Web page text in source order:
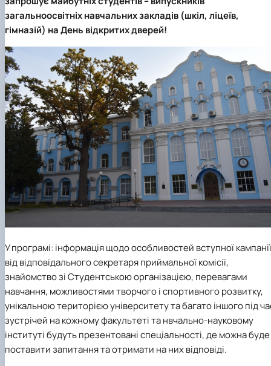
загальноосвітніх навчальних закладів (шкіл, ліцеїв,
гімназій) на День відкритих дверей!
У програмі: інформація щодо особливостей вступної кампанії
від відповідального секретаря приймальної комісії,
знайомство зі Студентською організацією, перевагами
навчання, можливостями творчого і спортивного розвитку,
унікальною територією університету та багато іншого під
зустрічей на кожному факультеті та нвчально-науковому
інституті будуть презентовані спеціальності, де можна буде
поставити запитання та отримати на них відповіді.